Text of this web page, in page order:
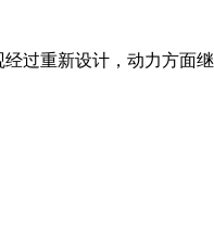
过重新设计，动力方面